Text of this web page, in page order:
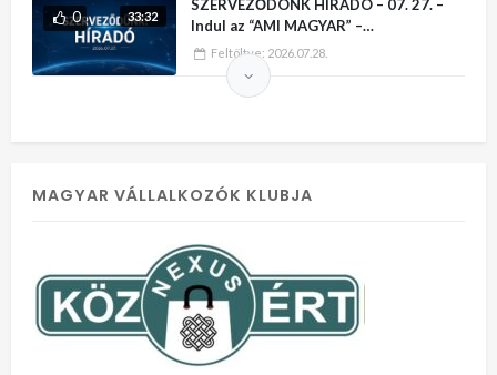
33:32
0
SZERVEZŐDÖNK HÍRADÓ – 07. 27. –
Indul az “AMI MAGYAR” –
VÁLLALKOZÓI KATALÓGUS
Feltöltve: 2026.07.28.
MAGYAR VÁLLALKOZÓK KLUBJA